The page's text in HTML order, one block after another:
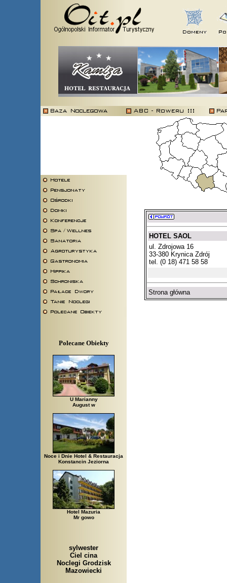
Polecane Obiekty
U Marianny
August w
Noce i Dnie Hotel & Restauracja
Konstancin Jeziorna
Hotel Mazuria
Mr gowo
sylwester
Ciel cina
Noclegi Grodzisk
Mazowiecki
HOTEL SAOL
ul. Zdrojowa 16
33-380 Krynica Zdrój
tel. (0 18) 471 58 58
Strona główna